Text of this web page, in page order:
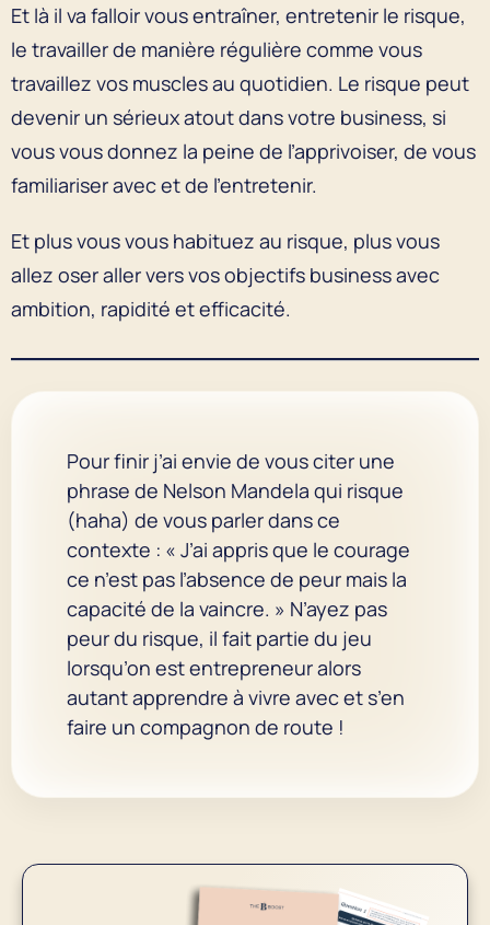
Et là il va falloir vous entraîner, entretenir le risque,
le travailler de manière régulière comme vous
travaillez vos muscles au quotidien. Le risque peut
devenir un sérieux atout dans votre business, si
vous vous donnez la peine de l’apprivoiser, de vous
familiariser avec et de l’entretenir.
Et plus vous vous habituez au risque, plus vous
allez oser aller vers vos objectifs business avec
ambition, rapidité et efficacité.
Pour finir j’ai envie de vous citer une
phrase de Nelson Mandela qui risque
(haha) de vous parler dans ce
contexte : « J’ai appris que le courage
ce n’est pas l’absence de peur mais la
capacité de la vaincre. » N’ayez pas
peur du risque, il fait partie du jeu
lorsqu’on est entrepreneur alors
autant apprendre à vivre avec et s’en
faire un compagnon de route !